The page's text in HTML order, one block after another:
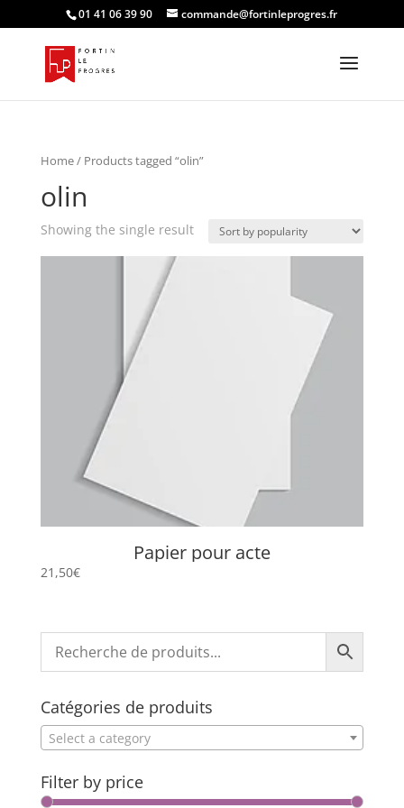
01 41 06 39 90 commande@fortinleprogres.fr
Home/ Products tagged “olin”
olin
Showing the single result
Papier pour acte
21,50€
Catégories de produits
Select a category
Filter by price